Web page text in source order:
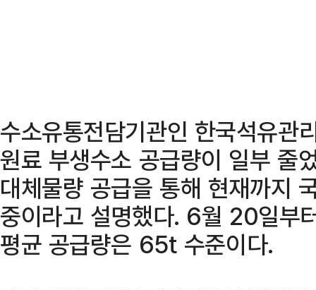
수소유통전담기관인 한국석유관
원료 부생수소 공급량이 일부 줄
대체물량 공급을 통해 현재까지
중이라고 설명했다. 6월 20일부
평균 공급량은 65t 수준이다.